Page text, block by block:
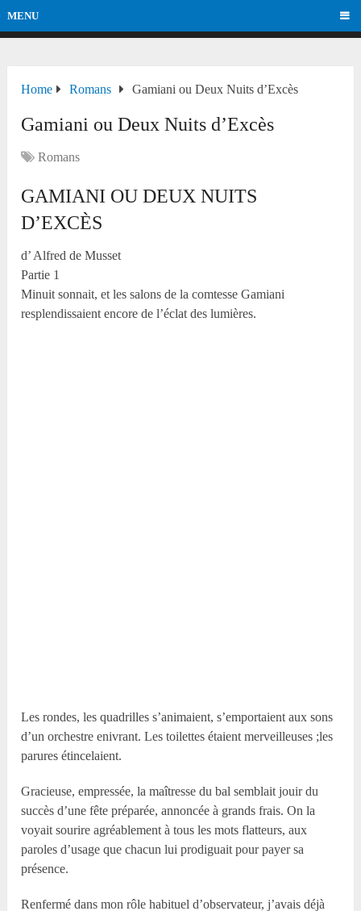
MENU
Home Romans Gamiani ou Deux Nuits d’Excès
Gamiani ou Deux Nuits d’Excès
Romans
GAMIANI OU DEUX NUITS
D’EXCÈS
d’ Alfred de Musset
Partie 1
Minuit sonnait, et les salons de la comtesse Gamiani
resplendissaient encore de l’éclat des lumières.
Les rondes, les quadrilles s’animaient, s’emportaient aux sons
d’un orchestre enivrant. Les toilettes étaient merveilleuses ;les
parures étincelaient.
Gracieuse, empressée, la maîtresse du bal semblait jouir du
succès d’une fête préparée, annoncée à grands frais. On la
voyait sourire agréablement à tous les mots flatteurs, aux
paroles d’usage que chacun lui prodiguait pour payer sa
présence.
Renfermé dans mon rôle habituel d’observateur, j’avais déjà